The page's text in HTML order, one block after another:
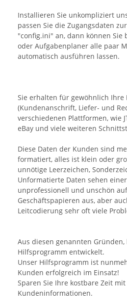
Installieren Sie unkompliziert
passen Sie die Zugangsdaten
"config.ini" an, dann können Sie
oder Aufgabenplaner alle paar
automatisch ausführen lassen.
Sie erhalten für gewöhnlich
(Kundenanschrift, Liefer- und
verschiedenen Plattformen, wie
eBay und viele weiteren
Diese Daten der Kunden sind
formatiert, alles ist klein oder
unnötige Leerzeichen,
Unformatierte Daten sehen
unprofessionell und unschön
Geschäftspapieren aus, aber
Leitcodierung sehr oft viele
Aus diesen genannten
Hilfsprogramm entwickelt.
Unser Hilfsprogramm ist
Kunden erfolgreich im Einsatz!
Sparen Sie Ihre kostbare Zeit
Kundeninformationen.